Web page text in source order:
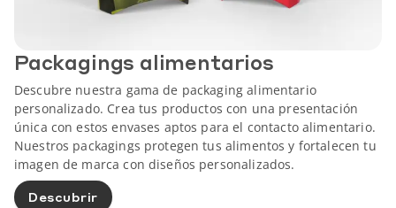
Packagings alimentarios
Descubre nuestra gama de packaging alimentario
personalizado. Crea tus productos con una presentación
única con estos envases aptos para el contacto alimentario.
Nuestros packagings protegen tus alimentos y fortalecen tu
imagen de marca con diseños personalizados.
Descubrir